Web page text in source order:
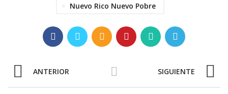
Nuevo Rico Nuevo Pobre
ANTERIOR SIGUIENTE